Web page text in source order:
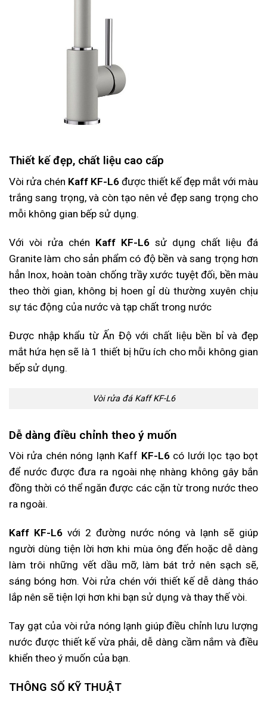
Thiết kế đẹp, chất liệu cao cấp
Vòi rửa chén Kaff KF-L6 được thiết kế đẹp mắt với màu
trắng sang trọng, và còn tạo nên vẻ đẹp sang trọng cho
mỗi không gian bếp sử dụng.
Với vòi rửa chén Kaff KF-L6 sử dụng chất liệu đá
Granite làm cho sản phẩm có độ bền và sang trọng hơn
hẳn Inox, hoàn toàn chống trầy xước tuyệt đối, bền màu
theo thời gian, không bị hoen gỉ dù thường xuyên chịu
sự tác động của nước và tạp chất trong nước
Được nhập khẩu từ Ấn Độ với chất liệu bền bỉ và đẹp
mắt hứa hẹn sẽ là 1 thiết bị hữu ích cho mỗi không gian
bếp sử dụng.
Vòi rửa đá Kaff KF-L6
Dễ dàng điều chỉnh theo ý muốn
Vòi rửa chén nóng lạnh Kaff KF-L6có lưới lọc tạo bọt
để nước được đưa ra ngoài nhẹ nhàng không gây bắn
đồng thời có thể ngăn được các cặn từ trong nước theo
ra ngoài.
Kaff KF-L6 với 2 đường nước nóng và lạnh sẽ giúp
người dùng tiện lời hơn khi mùa ông đến hoặc dễ dàng
làm trôi những vết dầu mỡ, làm bát trở nên sạch sẽ,
sáng bóng hơn. Vòi rửa chén với thiết kế dễ dàng tháo
lắp nên sẽ tiện lợi hơn khi bạn sử dụng và thay thế vòi.
Tay gạt của vòi rửa nóng lạnh giúp điều chỉnh lưu lượng
nước được thiết kế vừa phải, dễ dàng cầm nắm và điều
khiển theo ý muốn của bạn.
THÔNG SỐ KỸ THUẬT